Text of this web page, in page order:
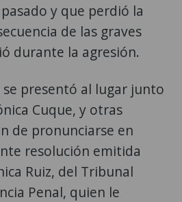
y que perdió la
de las graves
durante la agresión.
presentó al lugar junto
Cuque, y otras
de pronunciarse en
resolución emitida
Ruiz, del Tribunal
Penal, quien le